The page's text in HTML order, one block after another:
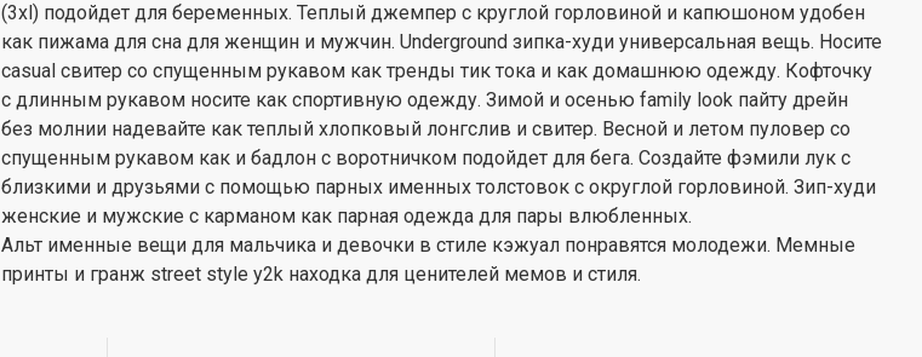
(3xl) подойдет для беременных. Теплый джемпер с круглой горловиной и капюшоном удобен
как пижама для сна для женщин и мужчин. Underground зипка-худи универсальная вещь. Носите
casual свитер со спущенным рукавом как тренды тик тока и как домашнюю одежду. Кофточку
с длинным рукавом носите как спортивную одежду. Зимой и осенью family look пайту дрейн
без молнии надевайте как теплый хлопковый лонгслив и свитер. Весной и летом пуловер со
спущенным рукавом как и бадлон с воротничком подойдет для бега. Создайте фэмили лук с
близкими и друзьями с помощью парных именных толстовок с округлой горловиной. Зип-худи
женские и мужские с карманом как парная одежда для пары влюбленных.
Альт именные вещи для мальчика и девочки в стиле кэжуал понравятся молодежи. Мемные
принты и гранж street style y2k находка для ценителей мемов и стиля.